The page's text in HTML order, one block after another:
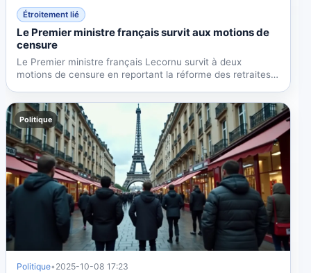
Étroitement lié
Le Premier ministre français survit aux motions de
censure
Le Premier ministre français Lecornu survit à deux
motions de censure en reportant la réforme des retraites à
Politique
Politique• 2025-10-08 17:23